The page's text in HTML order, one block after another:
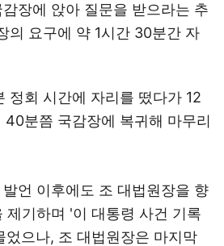
장에 앉아 질문을 받으라는 추
의 요구에 약 1시간 30분간 자
정회 시간에 자리를 떴다가 12
40분쯤 국감장에 복귀해 마무리
언 이후에도 조 대법원장을 향
제기하며 '이 대통령 사건 기록
었으나, 조 대법원장은 마지막